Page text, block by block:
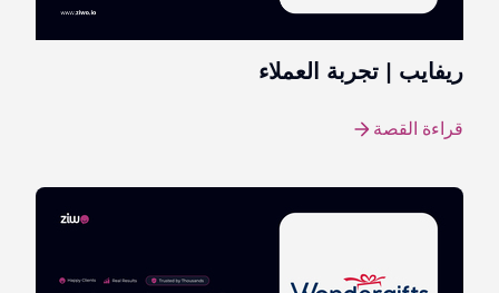
ريفايب | تجربة العملاء
قراءة القصة